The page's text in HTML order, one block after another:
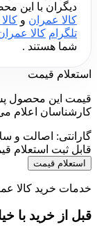
دیگران با این
کالا عمران و
تلگرام کالا
شما هستند .
استعلام قیمت
قیمت این محصول
کارشناسان اعلام
گارانتی: اصالت و
قابل ثبت استعلام
استعلام قیمت
خدمات خرید کالا
قبل از خرید با